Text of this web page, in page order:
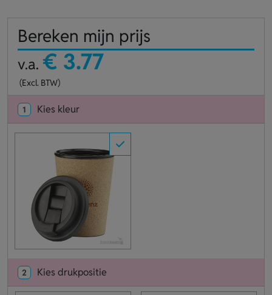
Bereken mijn prijs
v.a. € 3.77
(Excl. BTW)
1 Kies kleur
2 Kies drukpositie